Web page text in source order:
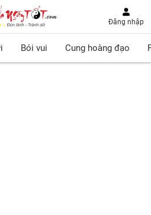
Đăng nhập
Bói vui Cung hoàng đạo